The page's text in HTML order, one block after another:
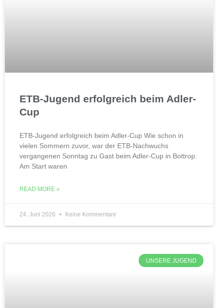
ETB-Jugend erfolgreich beim Adler-
Cup
ETB-Jugend erfolgreich beim Adler-Cup Wie schon in
vielen Sommern zuvor, war der ETB-Nachwuchs
vergangenen Sonntag zu Gast beim Adler-Cup in Bottrop.
Am Start waren
READ MORE »
24. Juni 2026 Keine Kommentare
UNSERE JUGEND